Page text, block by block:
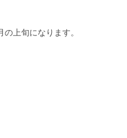
上旬になります。